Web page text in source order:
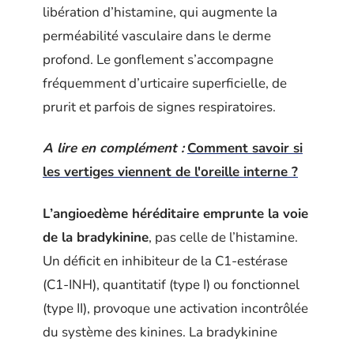
libération d’histamine, qui augmente la
perméabilité vasculaire dans le derme
profond. Le gonflement s’accompagne
fréquemment d’urticaire superficielle, de
prurit et parfois de signes respiratoires.
A lire en complément : Comment savoir si
les vertiges viennent de l'oreille interne ?
L’angioedème héréditaire emprunte la voie
de la bradykinine, pas celle de l’histamine.
Un déficit en inhibiteur de la C1-estérase
(C1-INH), quantitatif (type I) ou fonctionnel
(type II), provoque une activation incontrôlée
du système des kinines. La bradykinine